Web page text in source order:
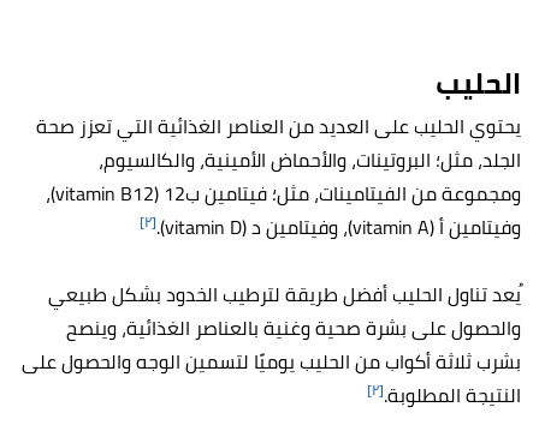
الحليب
يحتوي الحليب على العديد من العناصر الغذائية التي تعزز صحة
الجلد، مثل؛ البروتينات، والأحماض الأمينية، والكالسيوم،
ومجموعة من الفيتامينات، مثل؛ فيتامين ب12 (vitamin B12)،
وفيتامين أ (vitamin A)، وفيتامين د (vitamin D).
[٢]
ُيعد تناول الحليب أفضل طريقة لترطيب الخدود بشكل طبيعي
والحصول على بشرة صحية وغنية بالعناصر الغذائية، وينصح
بشرب ثلاثة أكواب من الحليب يوميًا لتسمين الوجه والحصول على
النتيجة المطلوبة.[٢]